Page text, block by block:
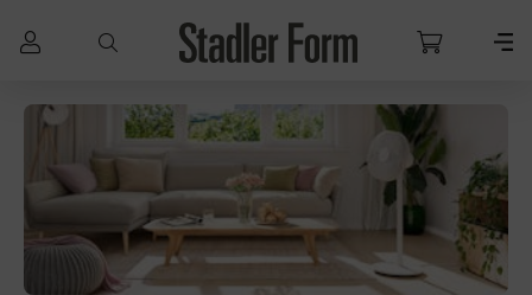
Zum Hauptinhalt springen